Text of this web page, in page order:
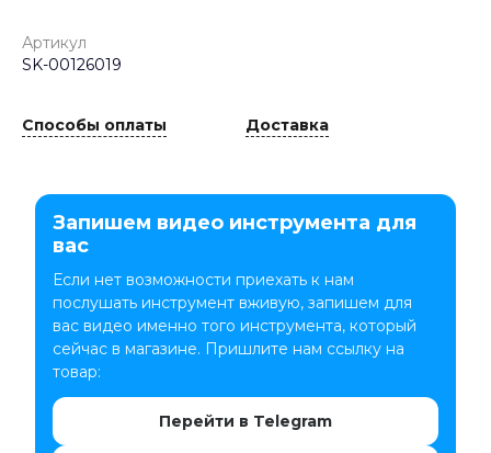
Артикул
SK-00126019
Способы оплаты Доставка
Запишем видео инструмента для
вас
Если нет возможности приехать к нам
послушать инструмент вживую, запишем для
вас видео именно того инструмента, который
сейчас в магазине. Пришлите нам ссылку на
товар:
Перейти в Telegram